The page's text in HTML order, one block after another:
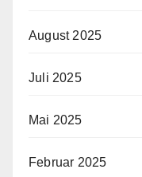
August 2025
Juli 2025
Mai 2025
Februar 2025